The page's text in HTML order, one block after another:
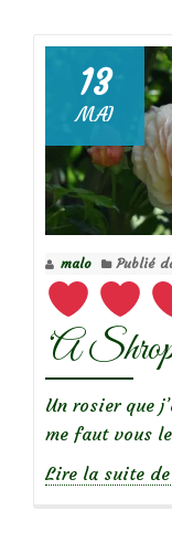
13
MAI
malo Publié
‘A
Un rosier que
me faut vous
Lire la suite de